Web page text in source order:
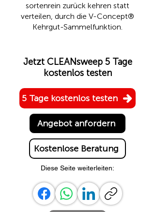
sortenrein zurück kehren statt
verteilen, durch die V-Concept®
Kehrgut-Sammelfunktion.
Jetzt CLEANsweep 5 Tage
kostenlos testen
5 Tage kostenlos testen
Angebot anfordern
Kostenlose Beratung
Diese Seite weiterleiten: